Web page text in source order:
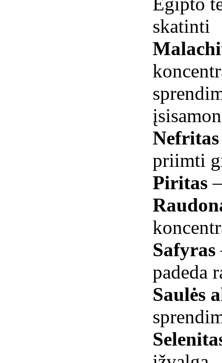
skatinti
priimti
Piritas
Safyras
padeda
Saulės